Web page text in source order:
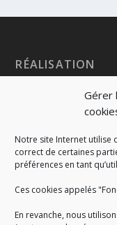
Gérer
Notre site Internet utilise
correct de certaines
préférences en tant
Ces cookies appelés
En revanche, nous
RÉALISATION